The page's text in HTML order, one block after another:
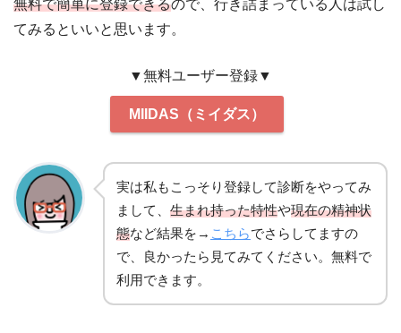
無料で簡単に登録できるので、行き詰まっている人は試し
てみるといいと思います。
▼無料ユーザー登録▼
MIIDAS（ミイダス）
実は私もこっそり登録して診断をやってみ
まして、 生まれ持った特性や現在の精神状
態など結果を→ こちらでさらしてますの
で、良かったら見てみてください。無料で
利用できます。